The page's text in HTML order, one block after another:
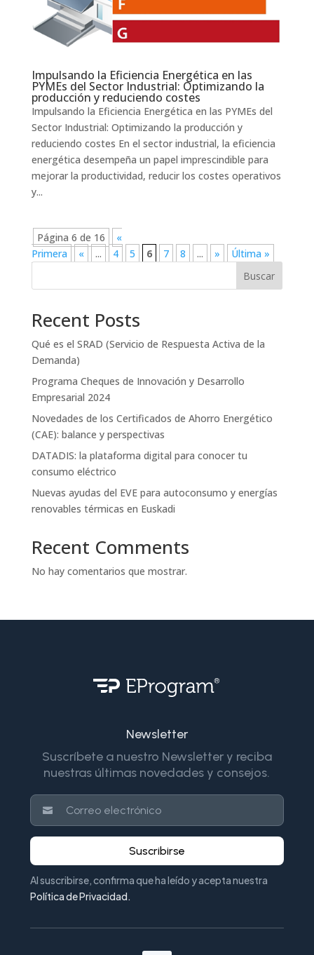
Impulsando la Eficiencia Energética en las
PYMEs del Sector Industrial: Optimizando la
producción y reduciendo costes
Impulsando la Eficiencia Energética en las PYMEs del
Sector Industrial: Optimizando la producción y
reduciendo costes En el sector industrial, la eficiencia
energética desempeña un papel imprescindible para
mejorar la productividad, reducir los costes operativos
y...
Página 6 de 16
«
Primera
« ... 4 5 6 7 8 ... »
Última »
Buscar
Recent Posts
Qué es el SRAD (Servicio de Respuesta Activa de la
Demanda)
Programa Cheques de Innovación y Desarrollo
Empresarial 2024
Novedades de los Certificados de Ahorro Energético
(CAE): balance y perspectivas
DATADIS: la plataforma digital para conocer tu
consumo eléctrico
Nuevas ayudas del EVE para autoconsumo y energías
renovables térmicas en Euskadi
Recent Comments
No hay comentarios que mostrar.
Newsletter
Suscríbete a nuestro Newsletter y reciba
nuestras últimas novedades y consejos.
Suscribirse
Al suscribirse, confirma que ha leído y acepta nuestra
Política de Privacidad.